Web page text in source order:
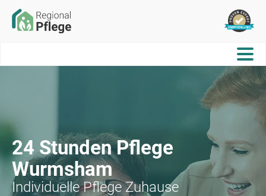
24 Stunden Pflege
Wurmsham
Individuelle Pflege Zuhause